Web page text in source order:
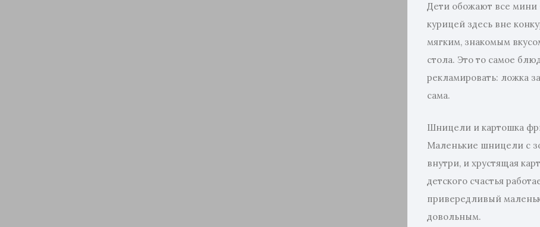
Дети обожают все
курицей здесь вне
мягким, знакомым
стола. Это то самое
рекламировать: ложка
сама.
Шницели и картошка
Маленькие шницели с
внутри, и хрустящая
детского счастья
привередливый
довольным.